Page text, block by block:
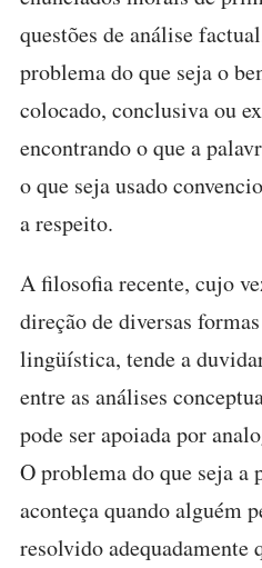
questões de análise
problema do que seja o
colocado, conclusiva ou
encontrando o que a
o que seja usado
a respeito.
A filosofia recente, cujo
direção de diversas
lingüística, tende a
entre as análises
pode ser apoiada por
O problema do que seja a
aconteça quando alguém
resolvido adequadamente